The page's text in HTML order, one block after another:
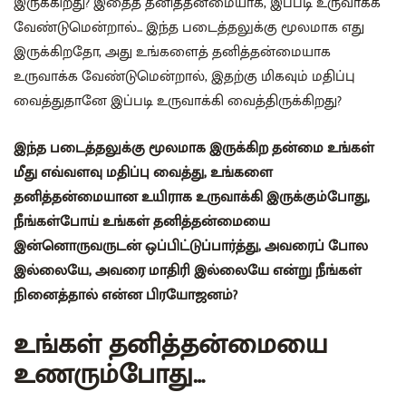
வேண்டுமென்றால்... இந்த படைத்தலுக்கு மூலமாக எது
இருக்கிறதோ, அது உங்களைத் தனித்தன்மையாக
உருவாக்க வேண்டுமென்றால், இதற்கு மிகவும் மதிப்பு
வைத்துதானே இப்படி உருவாக்கி வைத்திருக்கிறது?
இந்த படைத்தலுக்கு மூலமாக இருக்கிற தன்மை உங்கள்
மீது எவ்வளவு மதிப்பு வைத்து, உங்களை
தனித்தன்மையான உயிராக உருவாக்கி இருக்கும்போது,
நீங்கள்போய் உங்கள் தனித்தன்மையை
இன்னொருவருடன் ஒப்பிட்டுப்பார்த்து, அவரைப் போல
இல்லையே, அவரை மாதிரி இல்லையே என்று நீங்கள்
நினைத்தால் என்ன பிரயோஜனம்?
உங்கள் தனித்தன்மையை
உணரும்போது…